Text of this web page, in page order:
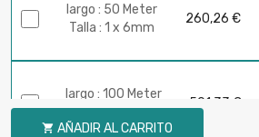
largo : 50 Meter
Talla : 1 x 6mm
260,26 €
largo : 100 Meter
Talla : 1 x 6mm
501,33 €
 AÑADIR AL CARRITO